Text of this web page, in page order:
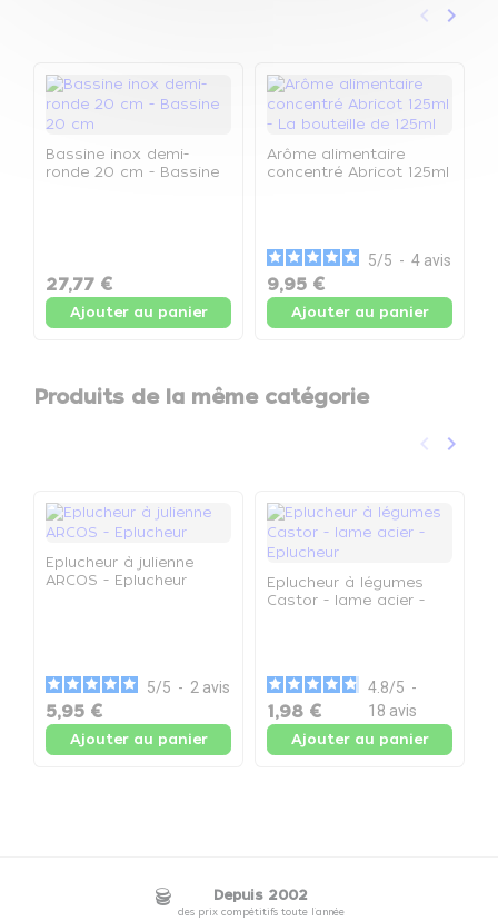
Précédent
keyboard_arrow_left keyboard_arrow_right
Bassine inox demi-
ronde 20 cm - Bassine
27,77 €
Ajouter au panier
Arôme alimentaire
concentré Abricot 125ml
5/5 - 4 avis
9,95 €
Ajouter au panier
Produits de la même catégorie
Précédent
keyboard_arrow_left keyboard_arrow_right
Eplucheur à julienne
ARCOS - Eplucheur
5/5 - 2 avis
5,95 €
Ajouter au panier
Eplucheur à légumes
Castor - lame acier -
4.8/5 -
18 avis
1,98 €
Ajouter au panier
Depuis 2002
des prix compétitifs toute l'année